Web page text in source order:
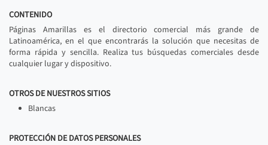
CONTENIDO
Páginas Amarillas es el directorio comercial más grande de
Latinoamérica, en el que encontrarás la solución que necesitas de
forma rápida y sencilla. Realiza tus búsquedas comerciales desde
cualquier lugar y dispositivo.
OTROS DE NUESTROS SITIOS
Blancas
PROTECCIÓN DE DATOS PERSONALES